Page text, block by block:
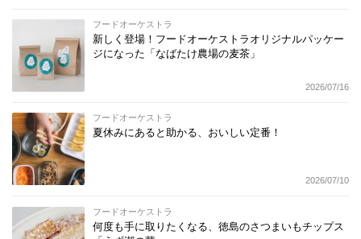
フードオーケストラ
新しく登場！フードオーケストラオリジナルパッケー
ジになった「なばたけ農場の麦茶」
2026/07/16
フードオーケストラ
夏休みにあると助かる、おいしい定番！
2026/07/10
フードオーケストラ
何度も手に取りたくなる、徳島のさつまいもチップス